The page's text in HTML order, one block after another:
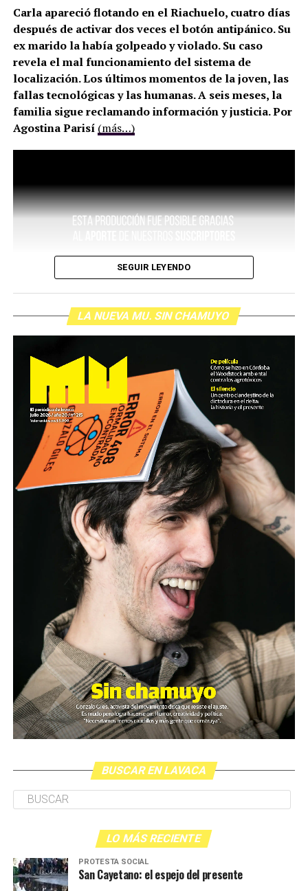
Carla apareció flotando en el Riachuelo, cuatro días
después de activar dos veces el botón antipánico. Su
ex marido la había golpeado y violado. Su caso
revela el mal funcionamiento del sistema de
localización. Los últimos momentos de la joven, las
fallas tecnológicas y las humanas. A seis meses, la
familia sigue reclamando información y justicia. Por
Agostina Parisí (más…)
SEGUIR LEYENDO
LA NUEVA MU. SIN CHAMUYO
BUSCAR EN LAVACA
LO MÁS RECIENTE
PROTESTA SOCIAL
San Cayetano: el espejo del presente